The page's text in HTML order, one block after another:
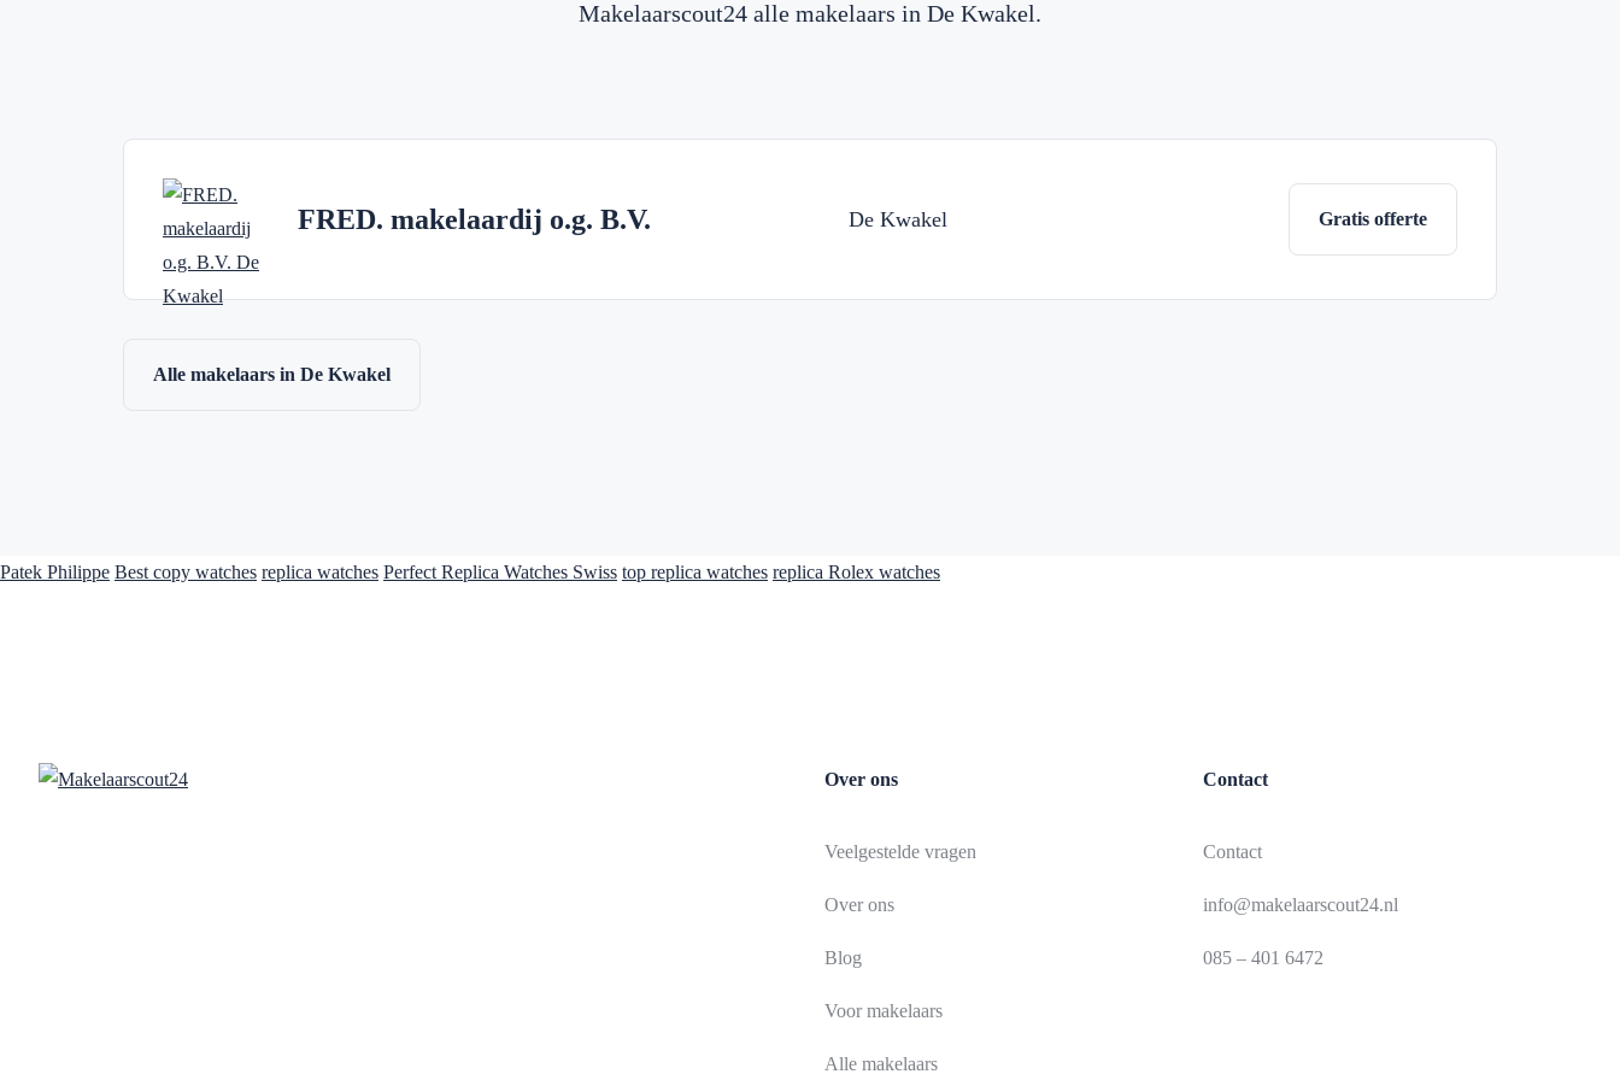
Makelaarscout24 alle makelaars in De Kwakel.
FRED. makelaardij o.g. B.V. De Kwakel Gratis offerte
Alle makelaars in De Kwakel
Patek Philippe Best copy watches replica watches Perfect Replica Watches Swiss top replica watches replica Rolex watches
Over ons
Veelgestelde vragen
Over ons
Blog
Voor makelaars
Alle makelaars
Contact
Contact
info@makelaarscout24.nl
085 – 401 6472